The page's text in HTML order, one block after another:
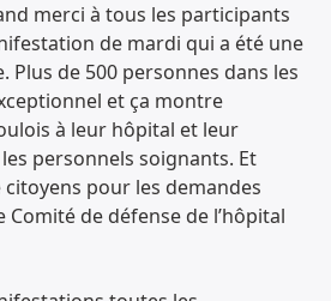
merci à tous les participants
de mardi qui a été une
Plus de 500 personnes dans les
et ça montre
à leur hôpital et leur
personnels soignants. Et
pour les demandes
de défense de l’hôpital